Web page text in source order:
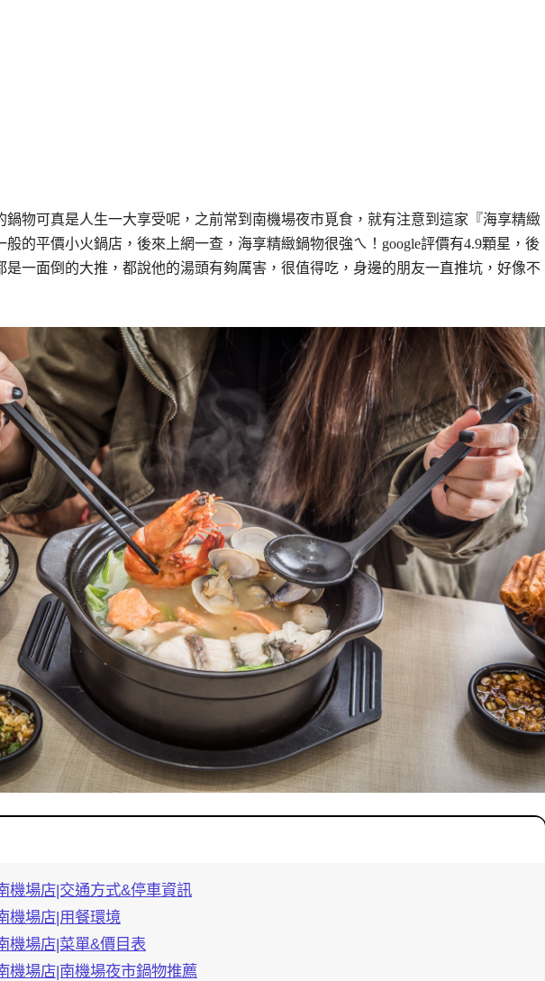
鍋物可真是人生一大享受呢，之前常到南機場夜市覓食，就有注意到這家『海享精緻
的平價小火鍋店，後來上網一查，海享精緻鍋物很強ㄟ！google評價有4.9顆星，後
是一面倒的大推，都說他的湯頭有夠厲害，很值得吃，身邊的朋友一直推坑，好像不
機場店|交通方式&停車資訊
機場店|用餐環境
機場店|菜單&價目表
機場店|南機場夜市鍋物推薦